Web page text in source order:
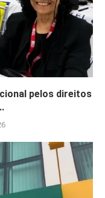
pelos direitos